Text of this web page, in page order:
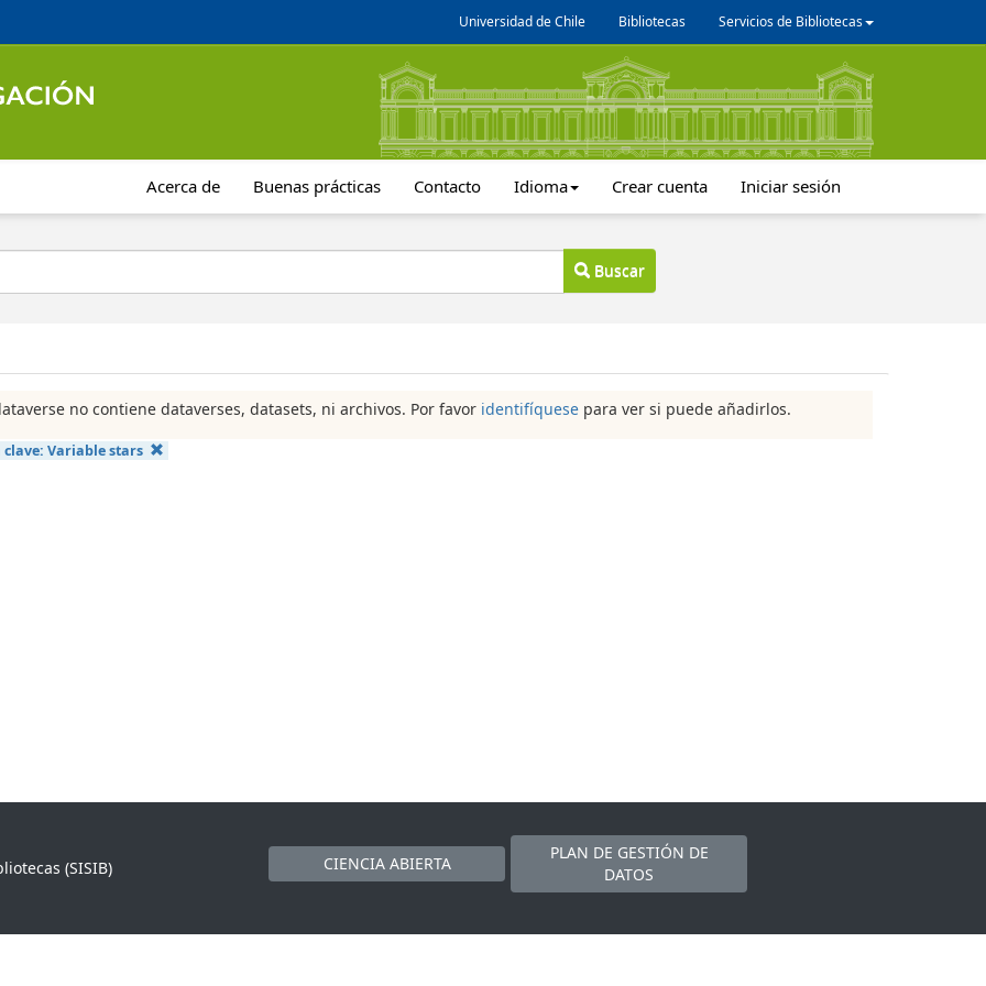
Universidad de Chile Bibliotecas Servicios de Bibliotecas
Acerca de Buenas prácticas Contacto Idioma Crear cuenta Iniciar sesión
Buscar
no contiene dataverses, datasets, ni archivos. Por favor identifíquese para ver si puede añadirlos.
Variable stars
(SISIB)
CIENCIA ABIERTA
PLAN DE GESTIÓN DE
DATOS